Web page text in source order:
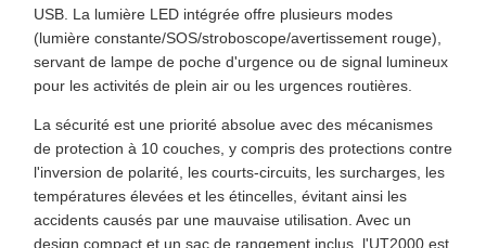
USB. La lumière LED intégrée offre plusieurs modes
(lumière constante/SOS/stroboscope/avertissement rouge),
servant de lampe de poche d'urgence ou de signal lumineux
pour les activités de plein air ou les urgences routières.
La sécurité est une priorité absolue avec des mécanismes
de protection à 10 couches, y compris des protections contre
l'inversion de polarité, les courts-circuits, les surcharges, les
températures élevées et les étincelles, évitant ainsi les
accidents causés par une mauvaise utilisation. Avec un
design compact et un sac de rangement inclus, l'UT2000 est